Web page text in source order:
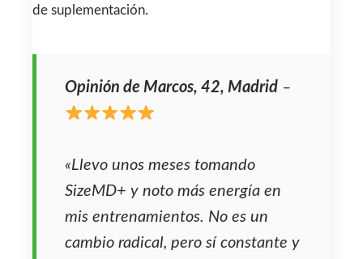
de suplementación.
Opinión de Marcos, 42, Madrid –
«Llevo unos meses tomando
SizeMD+ y noto más energía en
mis entrenamientos. No es un
cambio radical, pero sí constante y